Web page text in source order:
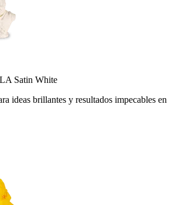
Satin White
ideas brillantes y resultados impecables en